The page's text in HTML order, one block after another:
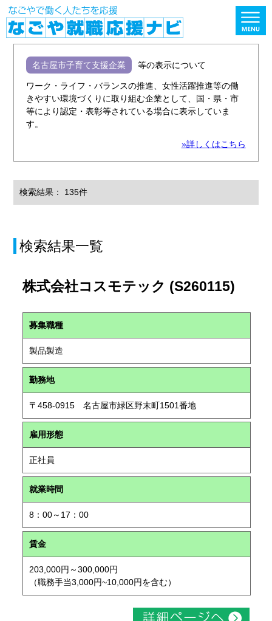
名古屋市子育て支援企業 等の表示について
ワーク・ライフ・バランスの推進、女性活躍推進等の働
きやすい環境づくりに取り組む企業として、国・県・市
等により認定・表彰等されている場合に表示していま
す。
»詳しくはこちら
検索結果： 135件
検索結果一覧
株式会社コスモテック (S260115)
募集職種
製品製造
勤務地
〒458-0915 名古屋市緑区野末町1501番地
雇用形態
正社員
就業時間
8：00～17：00
賃金
203,000円～300,000円
（職務手当3,000円~10,000円を含む）